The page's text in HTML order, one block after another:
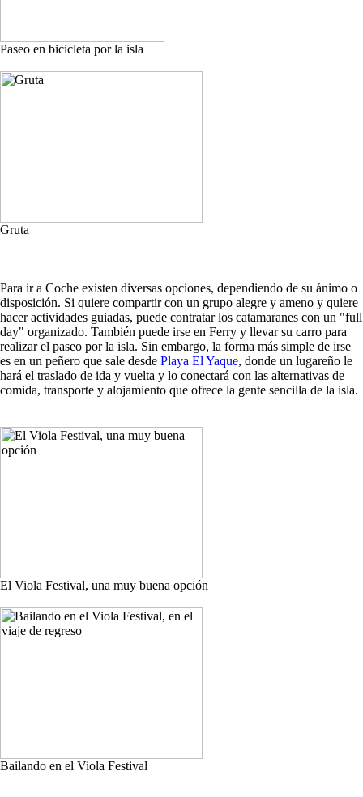
Paseo en bicicleta por la isla
Gruta
Para ir a Coche existen diversas opciones, dependiendo de su ánimo o
disposición. Si quiere compartir con un grupo alegre y ameno y quiere
hacer actividades guiadas, puede contratar los catamaranes con un "full
day" organizado. También puede irse en Ferry y llevar su carro para
realizar el paseo por la isla. Sin embargo, la forma más simple de irse
es en un peñero que sale desde Playa El Yaque, donde un lugareño le
hará el traslado de ida y vuelta y lo conectará con las alternativas de
comida, transporte y alojamiento que ofrece la gente sencilla de la isla.
El Viola Festival, una muy buena opción
Bailando en el Viola Festival